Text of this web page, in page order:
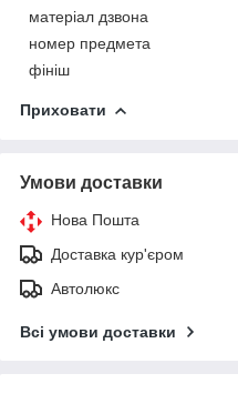
матеріал дзвона
номер предмета
фініш
Приховати
Умови доставки
Нова Пошта
Доставка кур'єром
Автолюкс
Всі умови доставки